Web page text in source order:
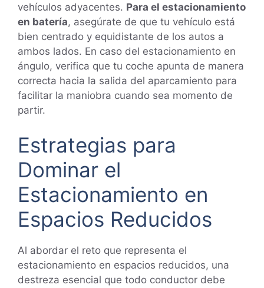
vehículos adyacentes. Para el estacionamiento
en batería, asegúrate de que tu vehículo está
bien centrado y equidistante de los autos a
ambos lados. En caso del estacionamiento en
ángulo, verifica que tu coche apunta de manera
correcta hacia la salida del aparcamiento para
facilitar la maniobra cuando sea momento de
partir.
Estrategias para
Dominar el
Estacionamiento en
Espacios Reducidos
Al abordar el reto que representa el
estacionamiento en espacios reducidos, una
destreza esencial que todo conductor debe